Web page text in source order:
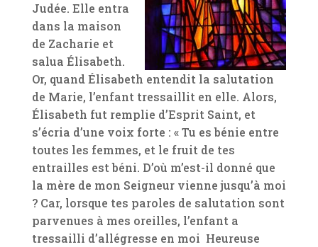
Judée. Elle entra
dans la maison
de Zacharie et
salua Élisabeth.
Or, quand Élisabeth entendit la salutation
de Marie, l’enfant tressaillit en elle. Alors,
Élisabeth fut remplie d’Esprit Saint, et
s’écria d’une voix forte : « Tu es bénie entre
toutes les femmes, et le fruit de tes
entrailles est béni. D’où m’est-il donné que
la mère de mon Seigneur vienne jusqu’à moi
? Car, lorsque tes paroles de salutation sont
parvenues à mes oreilles, l’enfant a
tressailli d’allégresse en moi Heureuse